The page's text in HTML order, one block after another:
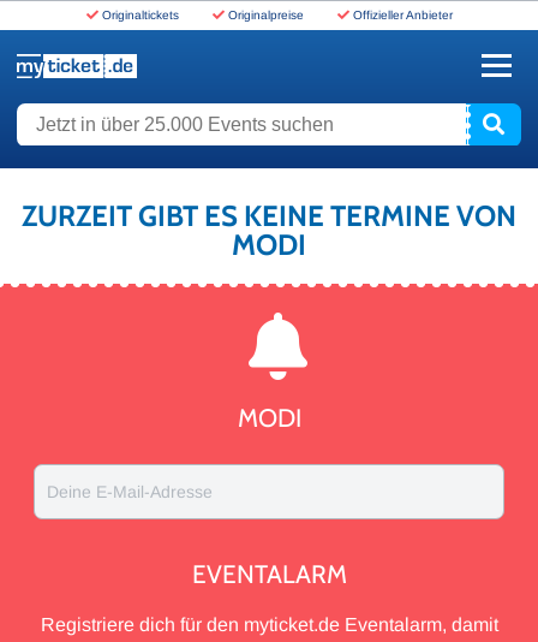
Originaltickets Originalpreise Offizieller Anbieter
Jetzt in über 25.000 Events suchen
ZURZEIT GIBT ES KEINE TERMINE VON
MODI
MODI
Deine E-Mail-Adresse
EVENTALARM
Registriere dich für den myticket.de Eventalarm, damit